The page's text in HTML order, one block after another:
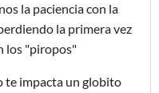
la paciencia con la
la primera vez
los "piropos"
te impacta un globito